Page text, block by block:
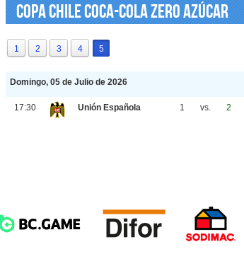
Copa Chile Coca-Cola Zero Azúcar
1 2 3 4 5
Domingo, 05 de Julio de 2026
17:30 Unión Española 1 vs. 2